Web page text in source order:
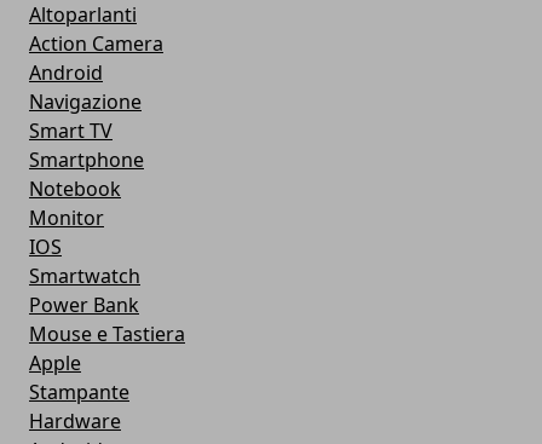
Altoparlanti
Action Camera
Android
Navigazione
Smart TV
Smartphone
Notebook
Monitor
IOS
Smartwatch
Power Bank
Mouse e Tastiera
Apple
Stampante
Hardware